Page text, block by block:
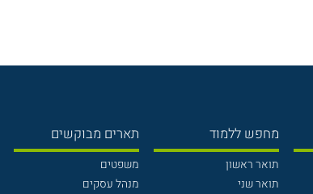
מחפש ללמוד
תואר ראשון
תואר שני
תארים מבוקשים
משפטים
מנהל עסקים